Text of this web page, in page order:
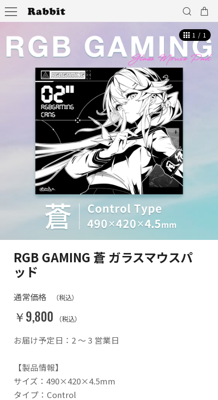
1 / 1
RGB GAMING 蒼 ガラスマウスパ
ッド
通常価格 （税込）
￥9,800 （税込）
お届け予定日：2 〜 3 営業日
【製品情報】
サイズ：490×420×4.5mm
タイプ：Control